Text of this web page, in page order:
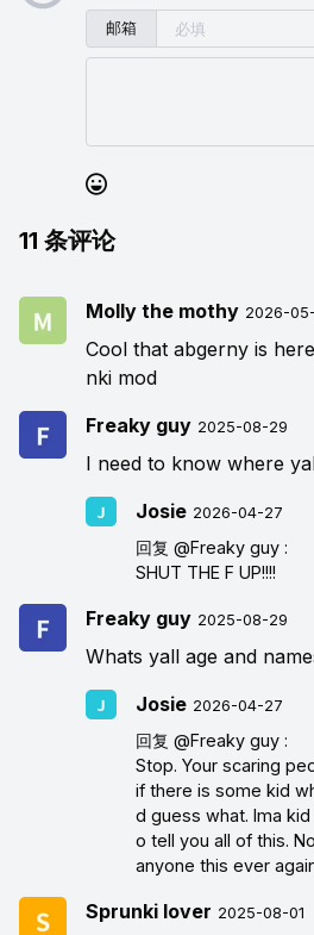
邮箱
11 条评论
Molly the mothy 2026-
Cool that abgerny is
nki mod
Freaky guy 2025-08-29
I need to know where
Josie 2026-04-27
回复 @Freaky guy:
SHUT THE F UP!!!!
Freaky guy 2025-08-29
Whats yall age and
Josie 2026-04-27
回复 @Freaky guy:
Stop. Your scaring
if there is some kid
d guess what. Ima
o tell you all of this.
anyone this ever
Sprunki lover 2025-08-01